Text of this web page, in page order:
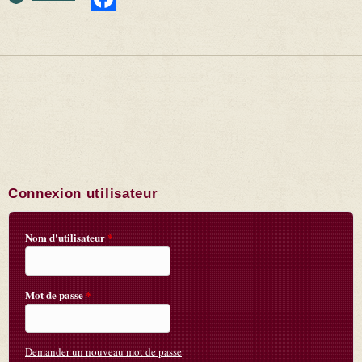
Connexion utilisateur
Nom d'utilisateur*
Mot de passe*
Demander un nouveau mot de passe